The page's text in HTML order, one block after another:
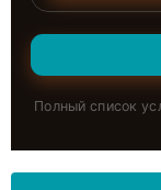
Полный список